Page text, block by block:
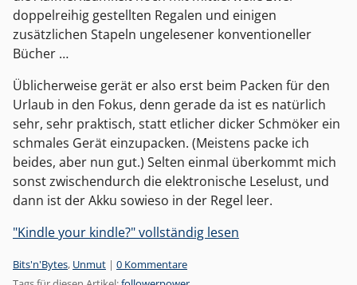
doppelreihig gestellten Regalen und einigen
zusätzlichen Stapeln ungelesener konventioneller
Bücher …
Üblicherweise gerät er also erst beim Packen für den
Urlaub in den Fokus, denn gerade da ist es natürlich
sehr, sehr praktisch, statt etlicher dicker Schmöker ein
schmales Gerät einzupacken. (Meistens packe ich
beides, aber nun gut.) Selten einmal überkommt mich
sonst zwischendurch die elektronische Leselust, und
dann ist der Akku sowieso in der Regel leer.
"Kindle your kindle?" vollständig lesen
Kategorien:
Bits'n'Bytes, Unmut | 0 Kommentare